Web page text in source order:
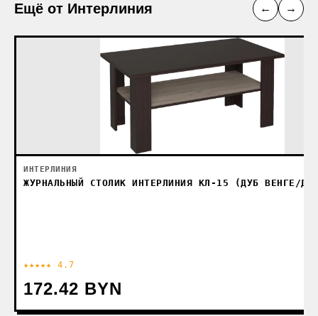
Ещё от Интерлиния ← →
ИНТЕРЛИНИЯ
ЖУРНАЛЬНЫЙ СТОЛИК ИНТЕРЛИНИЯ КЛ-15 (ДУБ ВЕНГЕ/
★★★★★ 4.7
172.42 BYN